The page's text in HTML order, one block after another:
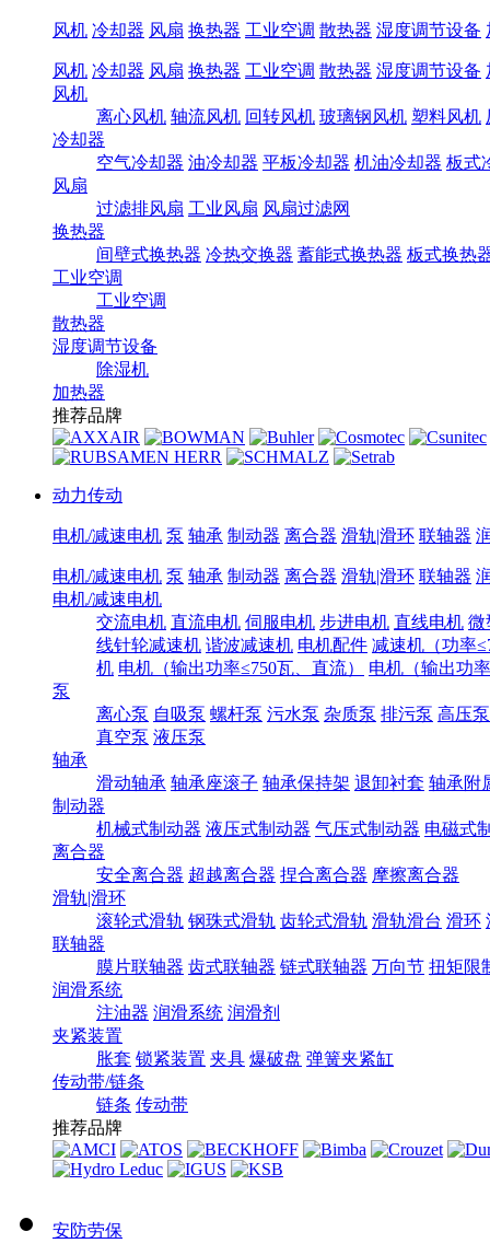
风机 冷却器 风扇 换热器 工业空调 散热器 湿度调节设备
风机 冷却器 风扇 换热器 工业空调 散热器 湿度调节设备
风机
离心风机 轴流风机 回转风机 玻璃钢风机 塑料风机
冷却器
空气冷却器 油冷却器 平板冷却器 机油冷却器 板式
风扇
过滤排风扇 工业风扇 风扇过滤网
换热器
间壁式换热器 冷热交换器 蓄能式换热器 板式换热
工业空调
工业空调
散热器
湿度调节设备
除湿机
加热器
推荐品牌
动力传动
电机/减速电机 泵 轴承 制动器 离合器 滑轨|滑环 联轴器
电机/减速电机 泵 轴承 制动器 离合器 滑轨|滑环 联轴器
电机/减速电机
交流电机 直流电机 伺服电机 步进电机 直线电机 微
线针轮减速机 谐波减速机 电机配件 减速机（功率
机 电机（输出功率≤750瓦、直流）
电机（输出功
泵
离心泵 自吸泵 螺杆泵 污水泵 杂质泵 排污泵 高压泵
真空泵 液压泵
轴承
滑动轴承 轴承座滚子 轴承保持架 退卸衬套 轴承附
制动器
机械式制动器 液压式制动器 气压式制动器 电磁式
离合器
安全离合器 超越离合器 捏合离合器 摩擦离合器
滑轨|滑环
滚轮式滑轨 钢珠式滑轨 齿轮式滑轨 滑轨滑台 滑环
联轴器
膜片联轴器 齿式联轴器 链式联轴器 万向节 扭矩限
润滑系统
注油器 润滑系统 润滑剂
夹紧装置
胀套 锁紧装置 夹具 爆破盘 弹簧夹紧缸
传动带/链条
链条 传动带
推荐品牌
安防劳保